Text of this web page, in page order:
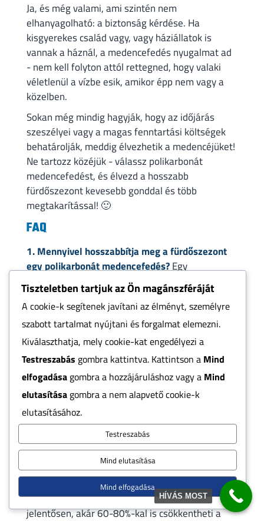
Ja, és még valami, ami szintén nem
elhanyagolható: a biztonság kérdése. Ha
kisgyerekes család vagy, vagy háziállatok is
vannak a háznál, a medencefedés nyugalmat ad
- nem kell folyton attól rettegned, hogy valaki
véletlenül a vízbe esik, amikor épp nem vagy a
közelben.
Sokan még mindig hagyják, hogy az időjárás
szeszélyei vagy a magas fenntartási költségek
behatárolják, meddig élvezhetik a medencéjüket!
Ne tartozz közéjük - válassz polikarbonát
medencefedést, és élvezd a hosszabb
fürdőszezont kevesebb gonddal és több
megtakarítással! 🙂
FAQ
1. Mennyivel hosszabbítja meg a fürdőszezont
egy polikarbonát medencefedés?Egy
polikarbonát medencefedéssel akár 2-3
hónappal is meghosszabbíthatod a fürdőszezont.
Általában áprilistól októberig élvezheted a
medencédet, szemben a fedetlen medencék
május végétől augusztus végéig tartó
szezonjával.
2. Milyen mértékű energiamegtakarítást
eredményezhet a medencefedés használata?
polikarbonát medencefedés használatával akár
50-70%-os energiaköltség-megtakarítást is
elérhetsz. Ez főként a csökkentett párolgásnak
és a jobb hőmegtartásnak köszönhető, ami
jelentősen mérsékli a fűtési igényt.
3. Hogyan befolyásolja a medencefedés a
vegyszerfelhasználást?A medencefedés
jelentősen, akár 60-80%-kal is csökkentheti a
Tiszteletben tartjuk az Ön magánszféráját
A cookie-k segítenek javítani az élményt, személyre
szabott tartalmat nyújtani és forgalmat elemezni.
Kiválaszthatja, mely cookie-kat engedélyezi a
Testreszabás gombra kattintva. Kattintson a Mind
elfogadása gombra a hozzájáruláshoz vagy a Mind
elutasítása gombra a nem alapvető cookie-k
elutasításához.
Testreszabás
Mind elutasítása
Mind elfogadása
HÍVÁS MOST